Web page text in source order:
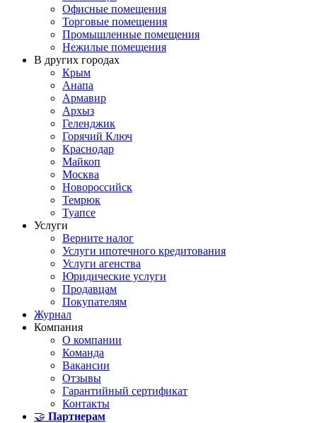
Офисные помещения
Торговые помещения
Промышленные помещения
Нежилые помещения
В других городах
Крым
Анапа
Армавир
Архыз
Геленджик
Горячий Ключ
Краснодар
Майкоп
Москва
Новороссийск
Темрюк
Туапсе
Услуги
Верните налог
Услуги ипотечного кредитования
Услуги агенства
Юридические услуги
Продавцам
Покупателям
Журнал
Компания
О компании
Команда
Вакансии
Отзывы
Гарантийный сертификат
Контакты
🤝 Партнерам